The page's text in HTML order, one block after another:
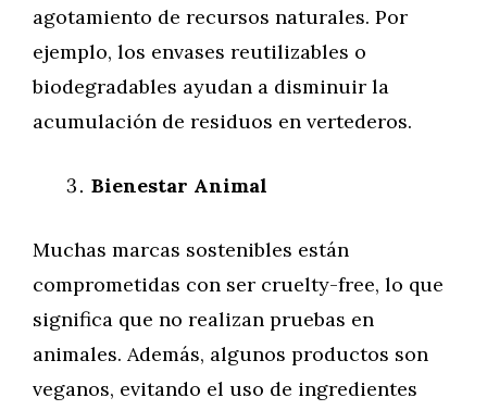
agotamiento de recursos naturales. Por
ejemplo, los envases reutilizables o
biodegradables ayudan a disminuir la
acumulación de residuos en vertederos.
Bienestar Animal
Muchas marcas sostenibles están
comprometidas con ser cruelty-free, lo que
significa que no realizan pruebas en
animales. Además, algunos productos son
veganos, evitando el uso de ingredientes